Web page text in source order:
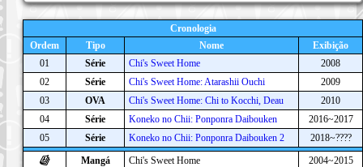
Cronologia
Ordem
Tipo Nome
Exibição
01
Série Chi's Sweet Home
2008
02
Série Chi's Sweet Home: Atarashii Ouchi
2009
03
OVA Chi's Sweet Home: Chi to Kocchi, Deau
2010
04
Série Koneko no Chii: Ponponra Daibouken
2016~2017
05
Série Koneko no Chii: Ponponra Daibouken 2
2018~????
Mangá
Chi's Sweet Home 2004~2015